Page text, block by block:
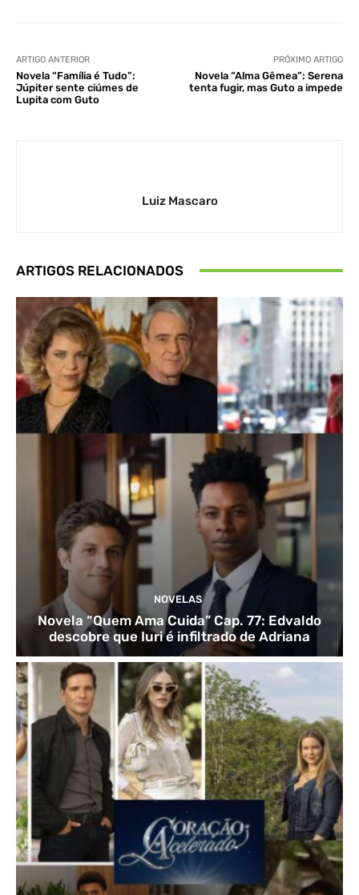
ARTIGO ANTERIOR
Novela “Família é Tudo”:
Júpiter sente ciúmes de
Lupita com Guto
PRÓXIMO ARTIGO
Novela “Alma Gêmea”: Serena
tenta fugir, mas Guto a impede
Luiz Mascaro
ARTIGOS RELACIONADOS
NOVELAS
Novela “Quem Ama Cuida” Cap. 77: Edvaldo
descobre que Iuri é infiltrado de Adriana